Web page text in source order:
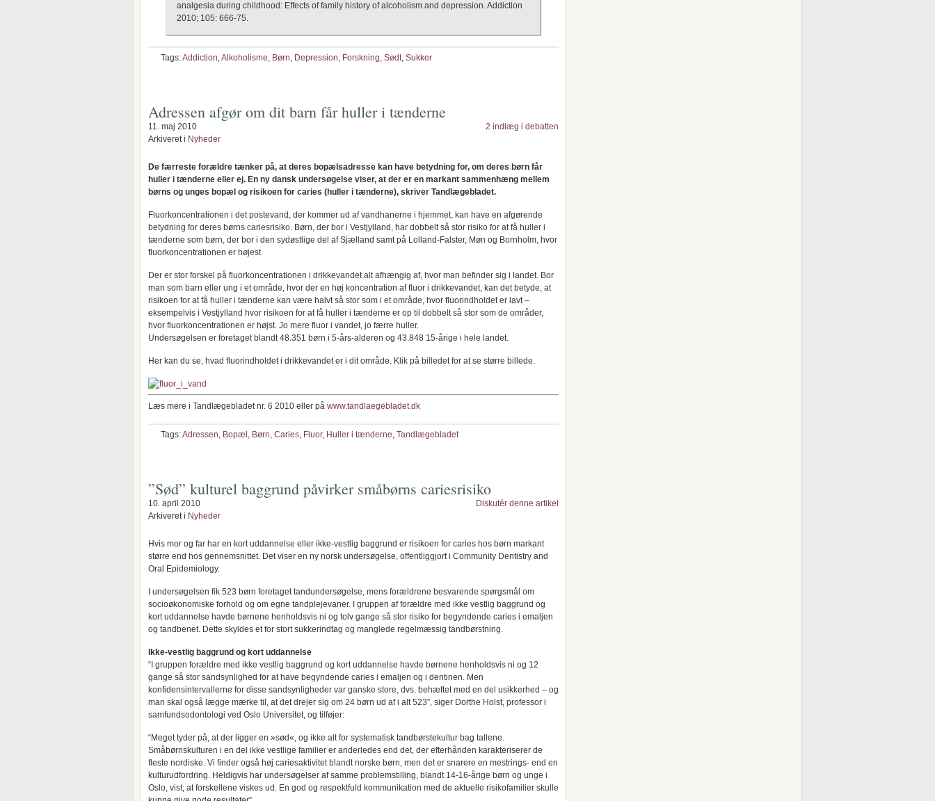
analgesia during childhood: Effects of family history of alcoholism and depression. Addiction
2010; 105: 666-75.
Tags:Addiction,Alkoholisme, Børn, Depression, Forskning, Sødt, Sukker
Adressen afgør om dit barn får huller i tænderne
11. maj 2010
Arkiveret i Nyheder
2 indlæg i debatten
De færreste forældre tænker på, at deres bopælsadresse kan have betydning for, om deres børn får
huller i tænderne eller ej. En ny dansk undersøgelse viser, at der er en markant sammenhæng mellem
børns og unges bopæl og risikoen for caries (huller i tænderne), skriver Tandlægebladet.
Fluorkoncentrationen i det postevand, der kommer ud af vandhanerne i hjemmet, kan have en afgørende
betydning for deres børns cariesrisiko. Børn, der bor i Vestjylland, har dobbelt så stor risiko for at få huller i
tænderne som børn, der bor i den sydøstlige del af Sjælland samt på Lolland-Falster, Møn og Bornholm, hvor
fluorkoncentrationen er højest.
Der er stor forskel på fluorkoncentrationen i drikkevandet alt afhængig af, hvor man befinder sig i landet. Bor
man som barn eller ung i et område, hvor der en høj koncentration af fluor i drikkevandet, kan det betyde, at
risikoen for at få huller i tænderne kan være halvt så stor som i et område, hvor fluorindholdet er lavt –
eksempelvis i Vestjylland hvor risikoen for at få huller i tænderne er op til dobbelt så stor som de områder,
hvor fluorkoncentrationen er højst. Jo mere fluor i vandet, jo færre huller.
Undersøgelsen er foretaget blandt 48.351 børn i 5-års-alderen og 43.848 15-årige i hele landet.
Her kan du se, hvad fluorindholdet i drikkevandet er i dit område. Klik på billedet for at se større billede.
Læs mere i Tandlægebladet nr. 6 2010 eller på www.tandlaegebladet.dk
Tags:Adressen, Bopæl , Børn, Caries, Fluor, Huller i tænderne, Tandlægebladet
”Sød” kulturel baggrund påvirker småbørns cariesrisiko
10. april 2010
Arkiveret i Nyheder
Diskutér denne artikel
Hvis mor og far har en kort uddannelse eller ikke-vestlig baggrund er risikoen for caries hos børn markant
større end hos gennemsnittet. Det viser en ny norsk undersøgelse, offentliggjort i Community Dentistry and
Oral Epidemiology.
I undersøgelsen fik 523 børn foretaget tandundersøgelse, mens forældrene besvarende spørgsmål om
socioøkonomiske forhold og om egne tandplejevaner. I gruppen af forældre med ikke vestlig baggrund og
kort uddannelse havde børnene henholdsvis ni og tolv gange så stor risiko for begyndende caries i emaljen
og tandbenet. Dette skyldes et for stort sukkerindtag og manglede regelmæssig tandbørstning.
Ikke-vestlig baggrund og kort uddannelse
“I gruppen forældre med ikke vestlig baggrund og kort uddannelse havde børnene henholdsvis ni og 12
gange så stor sandsynlighed for at have begyndende caries i emaljen og i dentinen. Men
konfidensintervallerne for disse sandsynligheder var ganske store, dvs. behæftet med en del usikkerhed – og
man skal også lægge mærke til, at det drejer sig om 24 børn ud af i alt 523”, siger Dorthe Holst, professor i
samfundsodontologi ved Oslo Universitet, og tilføjer:
“Meget tyder på, at der ligger en »sød«, og ikke alt for systematisk tandbørstekultur bag tallene.
Småbørnskulturen i en del ikke vestlige familier er anderledes end det, der efterhånden karakteriserer de
fleste nordiske. Vi finder også høj cariesaktivitet blandt norske børn, men det er snarere en mestrings- end en
kulturudfordring. Heldigvis har undersøgelser af samme problemstilling, blandt 14-16-årige børn og unge i
Oslo, vist, at forskellene viskes ud. En god og respektfuld kommunikation med de aktuelle risikofamilier skulle